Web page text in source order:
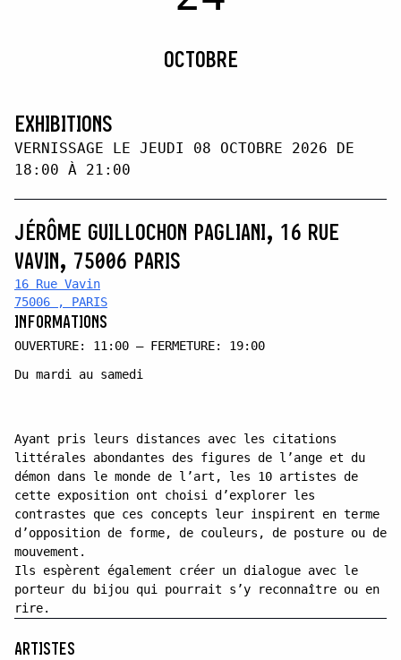
OCTOBRE
EXHIBITIONS
VERNISSAGE LE JEUDI 08 OCTOBRE 2026 DE
18:00 À 21:00
JÉRÔME GUILLOCHON PAGLIANI, 16 RUE
VAVIN, 75006 PARIS
16 Rue Vavin
75006 , PARIS
INFORMATIONS
OUVERTURE: 11:00 — FERMETURE: 19:00
Du mardi au samedi
Ayant pris leurs distances avec les citations
littérales abondantes des figures de l’ange et du
démon dans le monde de l’art, les 10 artistes de
cette exposition ont choisi d’explorer les
contrastes que ces concepts leur inspirent en terme
d’opposition de forme, de couleurs, de posture ou de
mouvement.
Ils espèrent également créer un dialogue avec le
porteur du bijou qui pourrait s’y reconnaître ou en
rire.
ARTISTES